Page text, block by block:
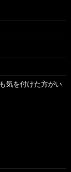
気を付けた方がい